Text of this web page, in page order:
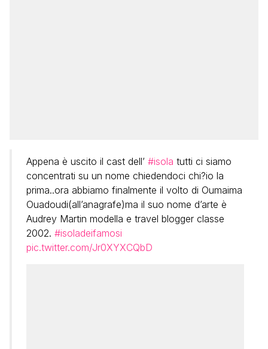
Appena è uscito il cast dell’ #isola tutti ci siamo
concentrati su un nome chiedendoci chi?io la
prima..ora abbiamo finalmente il volto di Oumaima
Ouadoudi(all’anagrafe)ma il suo nome d’arte è
Audrey Martin modella e travel blogger classe
2002. #isoladeifamosi
pic.twitter.com/Jr0XYXCQbD